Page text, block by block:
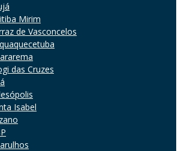
Mirim
de Vasconcelos
das Cruzes
Isabel